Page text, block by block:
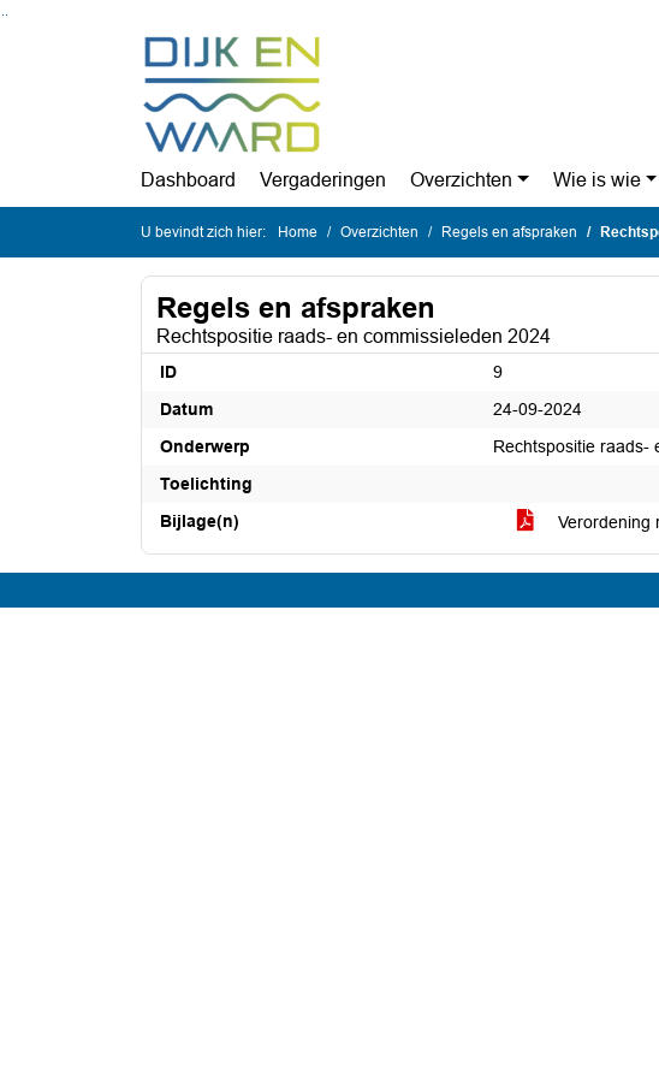
Dashboard Vergaderingen Overzichten Wie is wie
U bevindt zich hier: Home Overzichten Regels en afspraken
Regels en afspraken
Rechtspositie raads- en commissieleden 2024
ID
9
Datum
24-09-2024
Onderwerp
Rechtspositie raads-
Toelichting
Bijlage(n)
Verordening